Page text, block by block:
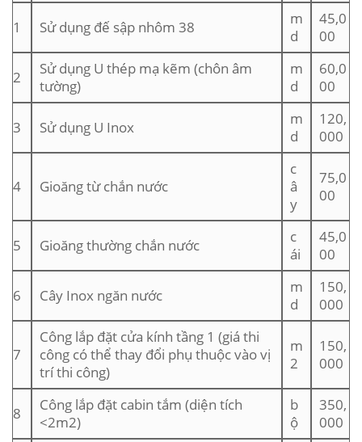
1 Sử dụng đế sập nhôm 38
m
d
45,0
00
2
Sử dụng U thép mạ kẽm (chôn âm
tường)
m
d
60,0
00
3 Sử dụng U Inox
m
d
120,
000
4 Gioăng từ chắn nước
c
â
y
75,0
00
5 Gioăng thường chắn nước
c
ái
45,0
00
6 Cây Inox ngăn nước
m
d
150,
000
7
Công lắp đặt cửa kính tầng 1 (giá thi
công có thể thay đổi phụ thuộc vào vị
trí thi công)
m
2
150,
000
8
Công lắp đặt cabin tắm (diện tích
<2m2)
b
ộ
350,
000